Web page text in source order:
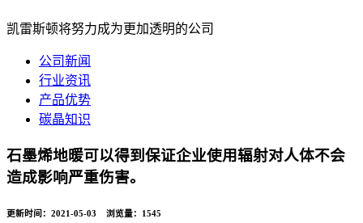
凯雷斯顿将努力成为更加透明的公司
公司新闻
行业资讯
产品优势
碳晶知识
石墨烯地暖可以得到保证企业使用辐射对人体不会
造成影响严重伤害。
更新时间：2021-05-03 浏览量： 1545